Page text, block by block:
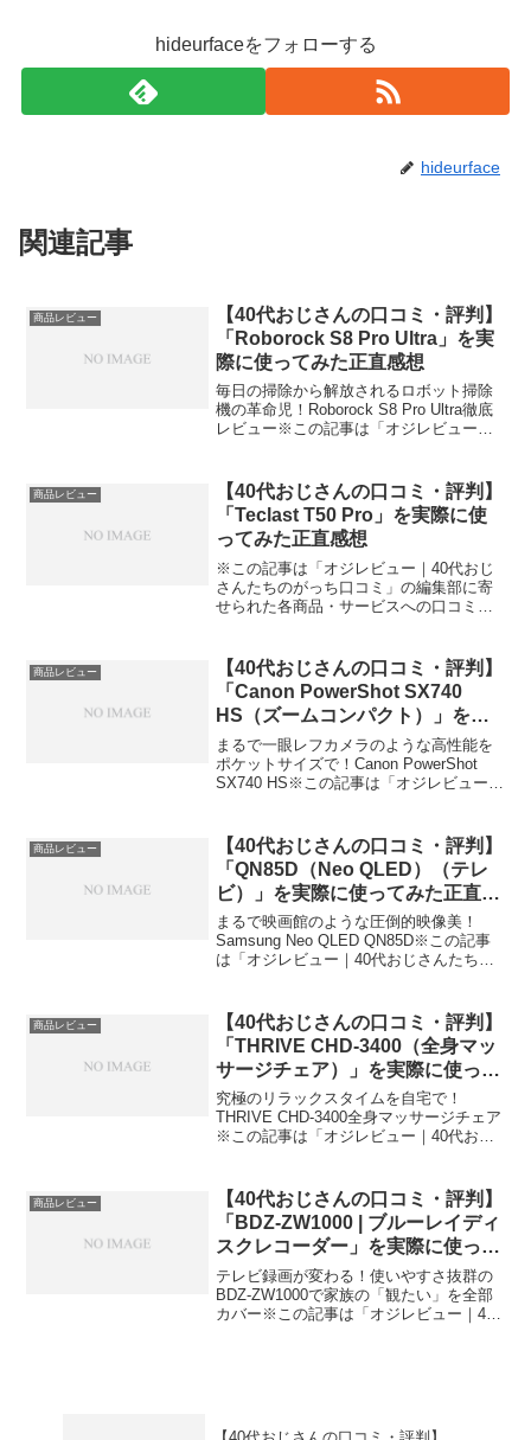
hideurfaceをフォローする
hideurface
関連記事
商品レビュー
【40代おじさんの口コミ・評判】
「Roborock S8 Pro Ultra」を実
際に使ってみた正直感想
毎日の掃除から解放されるロボット掃除
機の革命児！Roborock S8 Pro Ultra徹底
レビュー※この記事は「オジレビュー｜
口コミ今日、編集部が紹介したいのが
「...
商品レビュー
【40代おじさんの口コミ・評判】
「Teclast T50 Pro」を実際に使
ってみた正直感想
※この記事は「オジレビュー｜40代おじ
さんたちのがっち口コミ」の編集部に寄
せられた各商品・サービスへの口コミコ
部が紹介したいのが「Teclast T5...
商品レビュー
【40代おじさんの口コミ・評判】
「Canon PowerShot SX740
HS（ズームコンパクト）」を実
際に使ってみた正直感想
まるで一眼レフカメラのような高性能を
ポケットサイズで！Canon PowerShot
SX740 HS※この記事は「オジレビュー｜
口コミ今日、編集部が紹介したいのが
「...
商品レビュー
【40代おじさんの口コミ・評判】
「QN85D（Neo QLED）（テレ
ビ）」を実際に使ってみた正直感
想
まるで映画館のような圧倒的映像美！
Samsung Neo QLED QN85D※この記事
は「オジレビュー｜40代おじさんたちの
が紹介したいのが「Samsung Neo ...
商品レビュー
【40代おじさんの口コミ・評判】
「THRIVE CHD-3400（全身マッ
サージチェア）」を実際に使って
みた正直感想
究極のリラックスタイムを自宅で！
THRIVE CHD-3400全身マッサージチェア
※この記事は「オジレビュー｜40代おじ
日、編集部が紹介したいのが「THRIVE
CHD...
商品レビュー
【40代おじさんの口コミ・評判】
「BDZ-ZW1000 | ブルーレイディ
スクレコーダー」を実際に使って
みた正直感想
テレビ録画が変わる！使いやすさ抜群の
BDZ-ZW1000で家族の「観たい」を全部
カバー※この記事は「オジレビュー｜40